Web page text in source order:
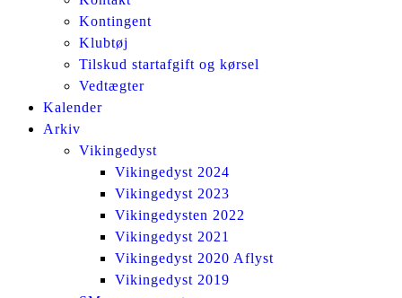
Kontingent
Klubtøj
Tilskud startafgift og kørsel
Vedtægter
Kalender
Arkiv
Vikingedyst
Vikingedyst 2024
Vikingedyst 2023
Vikingedysten 2022
Vikingedyst 2021
Vikingedyst 2020 Aflyst
Vikingedyst 2019